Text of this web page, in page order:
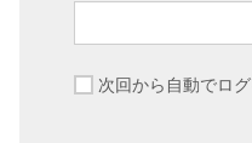
次回から自動でロ